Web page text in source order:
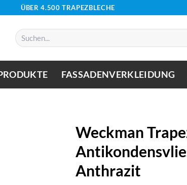
ÜBER 4.500 TRAPEZBLECHE
Suchen
nach:
FASSADENVERKLEIDUNG
Weckman
Anthrazit